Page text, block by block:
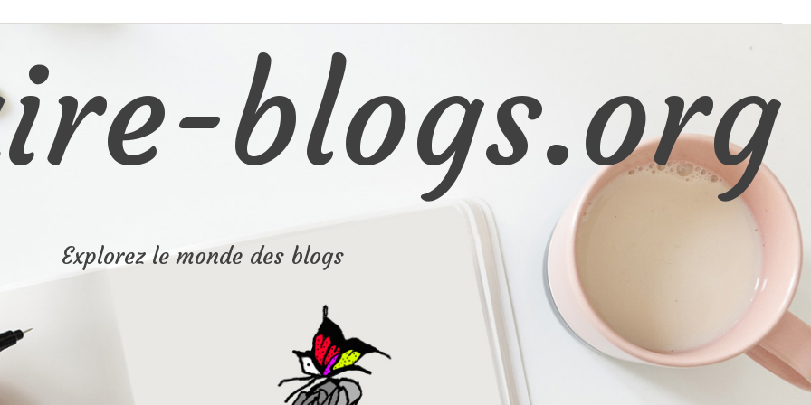
blogs.org
Explorez le monde des blogs